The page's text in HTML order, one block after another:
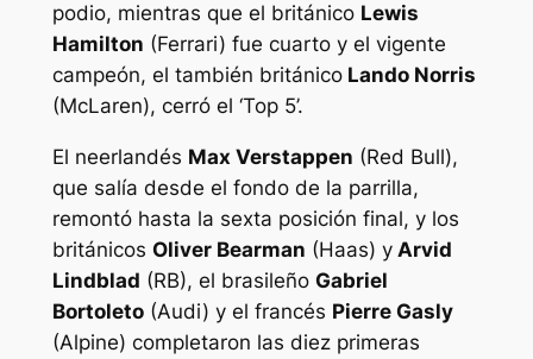
podio, mientras que el británico Lewis
Hamilton (Ferrari) fue cuarto y el vigente
campeón, el también británicoLando Norris
(McLaren), cerró el ‘Top 5’.
El neerlandés Max Verstappen (Red Bull),
que salía desde el fondo de la parrilla,
remontó hasta la sexta posición final, y los
británicos Oliver Bearman (Haas) yArvid
Lindblad (RB), el brasileño Gabriel
Bortoleto(Audi) y el francés Pierre Gasly
(Alpine) completaron las diez primeras